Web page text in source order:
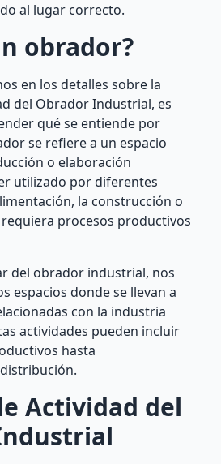
al lugar correcto.
obrador?
en los detalles sobre la
del Obrador Industrial, es
qué se entiende por
se refiere a un espacio
o elaboración
utilizado por diferentes
la construcción o
procesos productivos
del obrador industrial, nos
espacios donde se llevan a
con la industria
actividades pueden incluir
hasta
Actividad del